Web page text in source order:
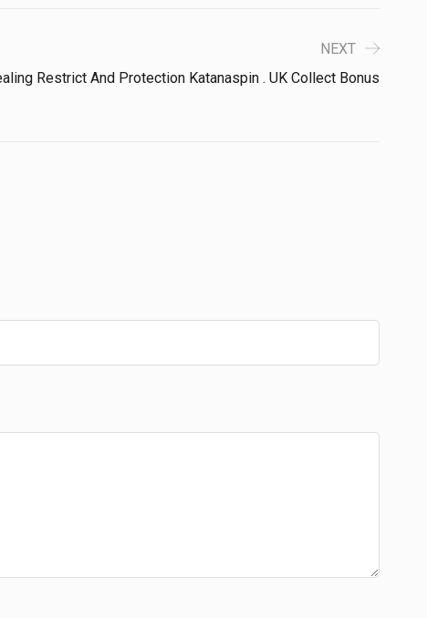
NEXT
Restrict And Protection Katanaspin . UK Collect Bonus